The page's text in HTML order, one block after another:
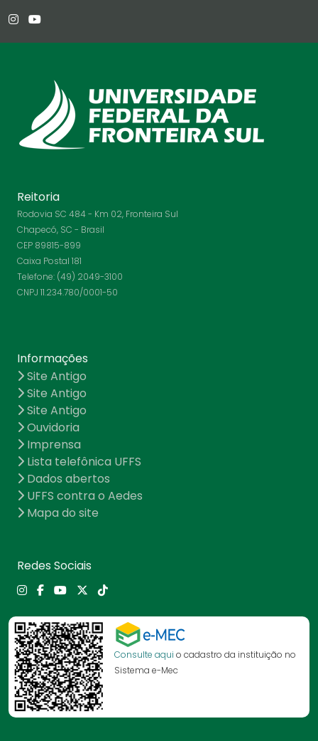
Reitoria
Rodovia SC 484 - Km 02, Fronteira Sul
Chapecó, SC - Brasil
CEP 89815-899
Caixa Postal 181
Telefone: (49) 2049-3100
CNPJ 11.234.780/0001-50
Informações
Site Antigo
Site Antigo
Site Antigo
Ouvidoria
Imprensa
Lista telefônica UFFS
Dados abertos
UFFS contra o Aedes
Mapa do site
Redes Sociais
Consulte aqui o cadastro da instituição no
Sistema e-Mec